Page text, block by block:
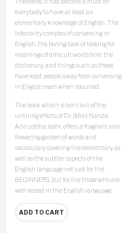
everybody to have at least an
elementary knowledge of English. The
inferiority complex of conversing in
English, the boring task of looking for
meanings of difficult words from the
dictionary, and things such as these,
have kept people away from conversing
in English even when required.
The book which is born out of the
untiring efforts of Dr. (Mrs.) Nanda
Aniruddha Joshi, offers a fragrant and
flowering garden of words and
vocabulary covering the elementary as
well as the subtler aspects of the
English language not just for the
BEGINNERS, but for the those who are
well versed in the English language.
ADD TO CART